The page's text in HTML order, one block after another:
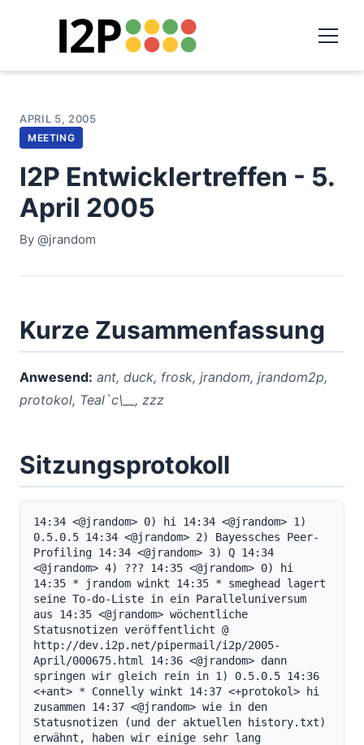
APRIL 5, 2005
MEETING
I2P Entwicklertreffen - 5.
April 2005
By @jrandom
Kurze Zusammenfassung
Anwesend: ant, duck, frosk, jrandom, jrandom2p,
protokol, Teal`c\__, zzz
Sitzungsprotokoll
14:34 <@jrandom> 0) hi 14:34 <@jrandom> 1)
0.5.0.5 14:34 <@jrandom> 2) Bayessches Peer-
Profiling 14:34 <@jrandom> 3) Q 14:34
<@jrandom> 4) ??? 14:35 <@jrandom> 0) hi
14:35 * jrandom winkt 14:35 * smeghead lagert
seine To-do-Liste in ein Paralleluniversum
aus 14:35 <@jrandom> wöchentliche
Statusnotizen veröffentlicht @
http://dev.i2p.net/pipermail/i2p/2005-
April/000675.html 14:36 <@jrandom> dann
springen wir gleich rein in 1) 0.5.0.5 14:36
<+ant> * Connelly winkt 14:37 <+protokol> hi
zusammen 14:37 <@jrandom> wie in den
Statusnotizen (und der aktuellen history.txt)
erwähnt, haben wir einige sehr lang